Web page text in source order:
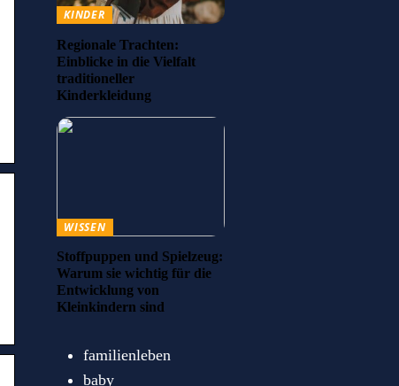
KINDER
Regionale Trachten:
Einblicke in die Vielfalt
traditioneller
Kinderkleidung
WISSEN
Stoffpuppen und Spielzeug:
Warum sie wichtig für die
Entwicklung von
Kleinkindern sind
familienleben
baby